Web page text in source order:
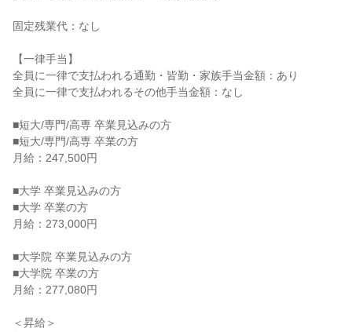
固定残業代：なし
【一律手当】
全員に一律で支払われる通勤・皆勤・家族手当金額：あり
全員に一律で支払われるその他手当金額：なし
■短大/専門/高専 卒業見込みの方
■短大/専門/高専 卒業の方
月給：247,500円
■大学 卒業見込みの方
■大学 卒業の方
月給：273,000円
■大学院 卒業見込みの方
■大学院 卒業の方
月給：277,080円
＜昇給＞